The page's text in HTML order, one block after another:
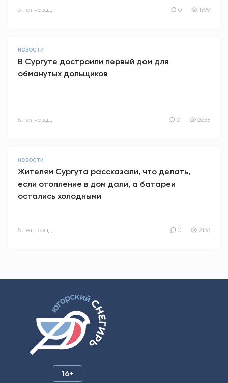
6 лет назад 0 1599
НОВОСТИ
В Сургуте достроили первый дом для
обманутых дольщиков
5 лет назад 0 2655
НОВОСТИ
Жителям Сургута рассказали, что делать,
если отопление в дом дали, а батареи
остались холодными
5 лет назад 0 2136
16+